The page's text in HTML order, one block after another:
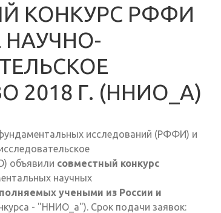
КОНКУРС РФФИ
НАУЧНО-
2018 Г. (ННИО_А)
исследований (РФФИ) и
объявили совместный конкурс
научных
учеными из России и
- "ННИО_а"). Срок подачи заявок: